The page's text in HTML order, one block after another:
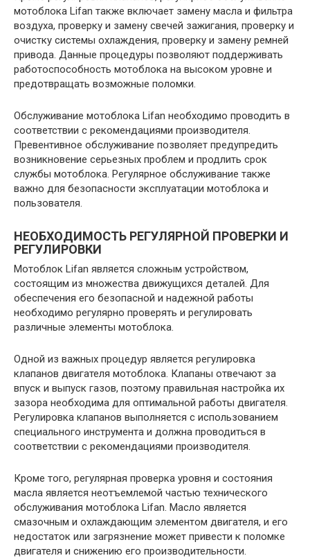
мотоблока Lifan также включает замену масла и фильтра
воздуха, проверку и замену свечей зажигания, проверку и
очистку системы охлаждения, проверку и замену ремней
привода. Данные процедуры позволяют поддерживать
работоспособность мотоблока на высоком уровне и
предотвращать возможные поломки.
Обслуживание мотоблока Lifan необходимо проводить в
соответствии с рекомендациями производителя.
Превентивное обслуживание позволяет предупредить
возникновение серьезных проблем и продлить срок
службы мотоблока. Регулярное обслуживание также
важно для безопасности эксплуатации мотоблока и
пользователя.
НЕОБХОДИМОСТЬ РЕГУЛЯРНОЙ ПРОВЕРКИ И
РЕГУЛИРОВКИ
Мотоблок Lifan является сложным устройством,
состоящим из множества движущихся деталей. Для
обеспечения его безопасной и надежной работы
необходимо регулярно проверять и регулировать
различные элементы мотоблока.
Одной из важных процедур является регулировка
клапанов двигателя мотоблока. Клапаны отвечают за
впуск и выпуск газов, поэтому правильная настройка их
зазора необходима для оптимальной работы двигателя.
Регулировка клапанов выполняется с использованием
специального инструмента и должна проводиться в
соответствии с рекомендациями производителя.
Кроме того, регулярная проверка уровня и состояния
масла является неотъемлемой частью технического
обслуживания мотоблока Lifan. Масло является
смазочным и охлаждающим элементом двигателя, и его
недостаток или загрязнение может привести к поломке
двигателя и снижению его производительности.